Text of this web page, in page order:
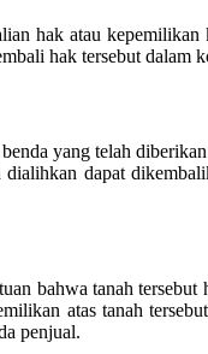
hak atau kepemilikan
hak tersebut dalam
yang telah
dapat
bahwa tanah
atas tanah
penjual.